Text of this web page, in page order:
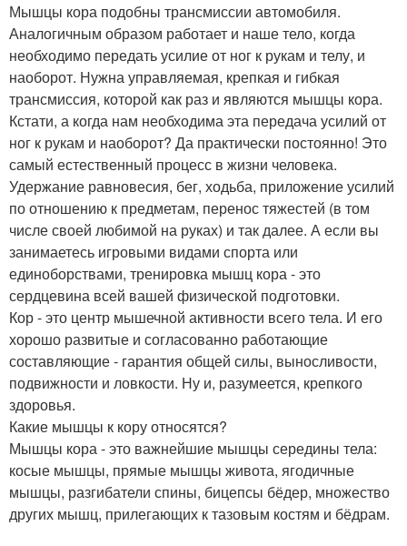
Мышцы кора подобны трансмиссии автомобиля.
Аналогичным образом работает и наше тело, когда
необходимо передать усилие от ног к рукам и телу, и
наоборот. Нужна управляемая, крепкая и гибкая
трансмиссия, которой как раз и являются мышцы кора.
Кстати, а когда нам необходима эта передача усилий от
ног к рукам и наоборот? Да практически постоянно! Это
самый естественный процесс в жизни человека.
Удержание равновесия, бег, ходьба, приложение усилий
по отношению к предметам, перенос тяжестей (в том
числе своей любимой на руках) и так далее. А если вы
занимаетесь игровыми видами спорта или
единоборствами, тренировка мышц кора - это
сердцевина всей вашей физической подготовки.
Кор - это центр мышечной активности всего тела. И его
хорошо развитые и согласованно работающие
составляющие - гарантия общей силы, выносливости,
подвижности и ловкости. Ну и, разумеется, крепкого
здоровья.
Какие мышцы к кору относятся?
Мышцы кора - это важнейшие мышцы середины тела:
косые мышцы, прямые мышцы живота, ягодичные
мышцы, разгибатели спины, бицепсы бёдер, множество
других мышц, прилегающих к тазовым костям и бёдрам.